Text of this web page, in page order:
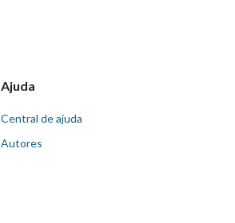
Ajuda
Central de ajuda
Autores